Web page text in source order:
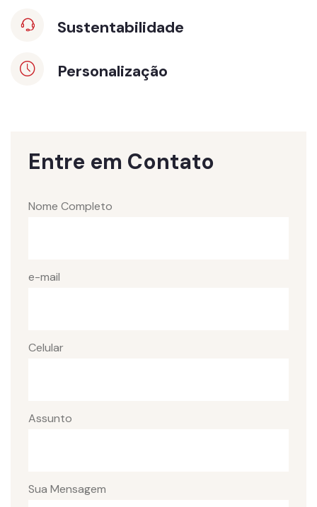
Sustentabilidade
Personalização
Entre em Contato
Nome Completo
e-mail
Celular
Assunto
Sua Mensagem